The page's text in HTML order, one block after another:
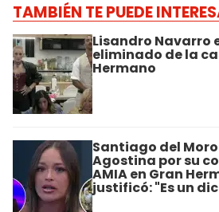
TAMBIÉN TE PUEDE
Lisandro Navarro
eliminado de la
Hermano
Santiago del
Agostina por su
AMIA en Gran
justificó: "Es un